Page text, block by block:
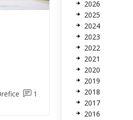
1
2026
2025
2024
2023
2022
2021
2020
2019
2018
2017
2016